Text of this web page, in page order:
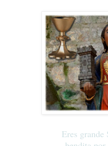
Eres grande